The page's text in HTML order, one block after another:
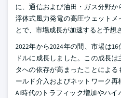
に、通信および油田・ガス分野か
浮体式風力発電の高圧ウェットメ
とで、市場成長が加速すると予想
2022年から2024年の間、市場は
ドルに成長しました。この成長
タへの依存が高まったことによ
ールド介入およびネットワーク再
AI時代のトラフィック増加やハ